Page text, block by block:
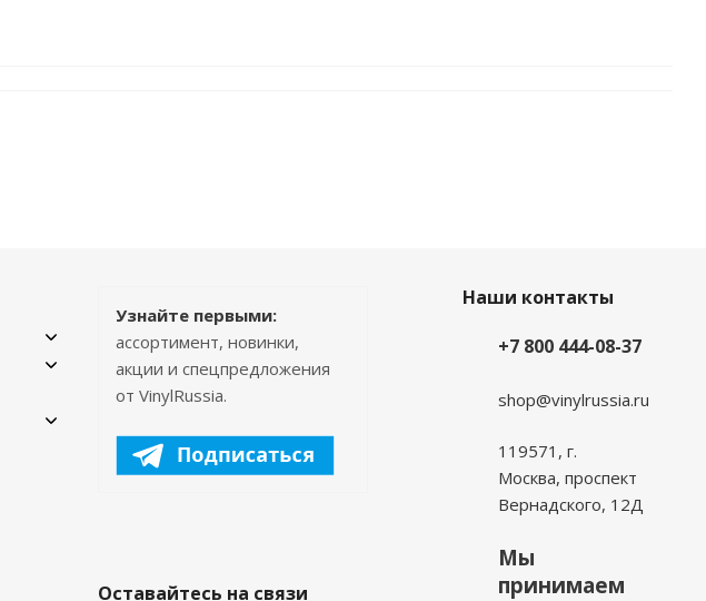
Узнайте первыми:
ассортимент, новинки,
акции и спецпредложения
от VinylRussia.
Оставайтесь на связи
Наши контакты
+7 800 444-08-37
shop@vinylrussia.ru
119571,г.
Москва, проспект
Вернадского, 12Д
Мы
принимаем